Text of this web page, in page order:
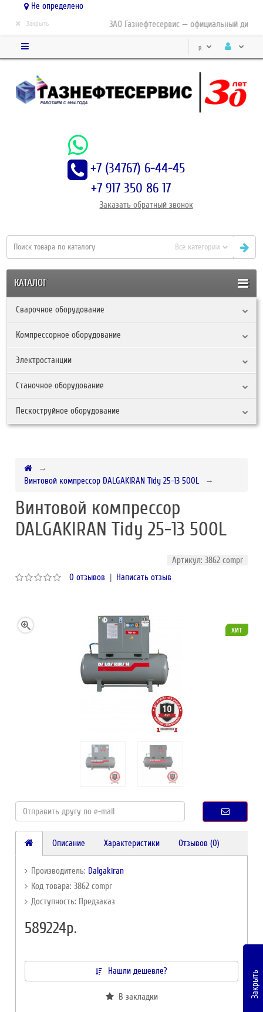
Не определено
ЗАО Газнефтесервис — официальный
× Закрыть
р.
+7 (34767) 6-44-45
+7 917 350 86 17
Заказать обратный звонок
Все категории
КАТАЛОГ
Сварочное оборудование
Компрессорное оборудование
Электростанции
Станочное оборудование
Пескоструйное оборудование
Винтовой компрессор DALGAKIRAN Tidy 25-13 500L
Винтовой компрессор
DALGAKIRAN Tidy 25-13 500L
Артикул: 3862 compr
0 отзывов | Написать отзыв
хит
Описание Характеристики Отзывов (0)
Производитель: Dalgakiran
Код товара: 3862 compr
Доступность: Предзаказ
589224р.
Нашли дешевле?
В закладки Закрыть